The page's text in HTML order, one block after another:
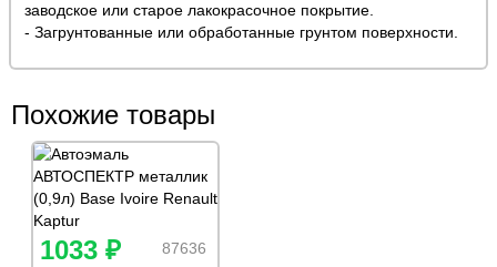
заводское или старое лакокрасочное покрытие.
- Загрунтованные или обработанные грунтом поверхности.
Похожие товары
87636
1033 ₽